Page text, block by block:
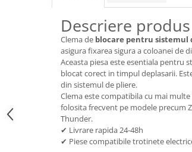
https://www.doctortrotineta.ro/camere-
https://www.doctortrotineta.ro/cauciucuri-
trotinete-electrice
https://www.doctortrotineta.ro/cauciucuri-
cauciucuri-bicicleta
Camere bicicleta
Cauciuc tubeless cu GEL antipană
Descriere produs
Clema de blocare pentru
asigura fixarea sigura a coloanei de
Aceasta piesa este esentiala pentru
blocat corect in timpul deplasarii.
din sistemul de pliere.
Clema este compatibila cu mai
folosita frecvent pe modele precum
Thunder.
✔ Livrare rapida 24-48h
✔ Piese compatibile trotinete